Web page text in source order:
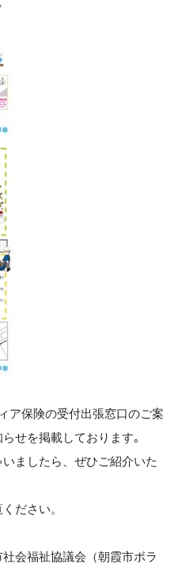
ア保険の受付出張窓口のご案
せを掲載しております｡
ましたら、ぜひご紹介いた
ださい。
会福祉協議会（朝霞市ボラ